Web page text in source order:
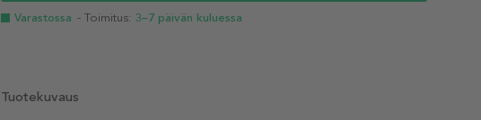
Varastossa - Toimitus: 3–7 päivän kuluessa
Tuotekuvaus